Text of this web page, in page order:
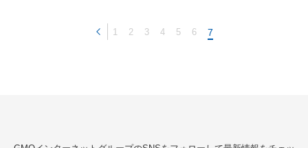
1 2 3 4 5 6 7